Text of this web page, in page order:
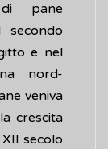
di pane
e nel
nord-
veniva
crescita
secolo